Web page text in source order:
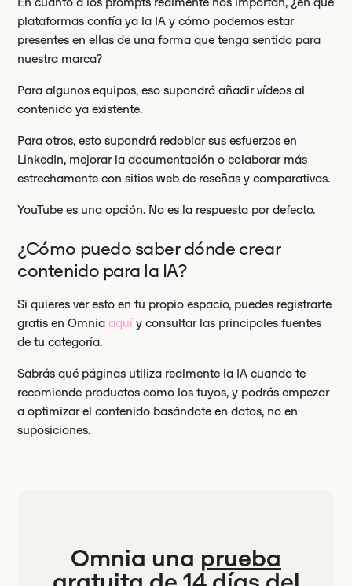
plataformas confía ya la IA y cómo podemos estar
presentes en ellas de una forma que tenga sentido para
nuestra marca?
Para algunos equipos, eso supondrá añadir vídeos al
contenido ya existente.
Para otros, esto supondrá redoblar sus esfuerzos en
LinkedIn, mejorar la documentación o colaborar más
estrechamente con sitios web de reseñas y comparativas.
YouTube es una opción. No es la respuesta por defecto.
¿Cómo puedo saber dónde crear
contenido para la IA?
Si quieres ver esto en tu propio espacio, puedes registrarte
gratis en Omniaaquíy consultar las principales fuentes
de tu categoría.
Sabrás qué páginas utiliza realmente la IA cuando te
recomiende productos como los tuyos, y podrás empezar
a optimizar el contenido basándote en datos, no en
suposiciones.
Omnia una prueba